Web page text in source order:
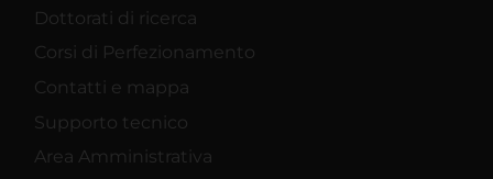
Dottorati di ricerca
Corsi di Perfezionamento
Contatti e mappa
Supporto tecnico
Area Amministrativa